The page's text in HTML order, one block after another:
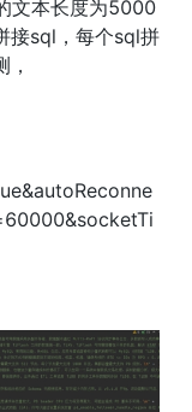
文本长度为5000
接sql，每个sql拼